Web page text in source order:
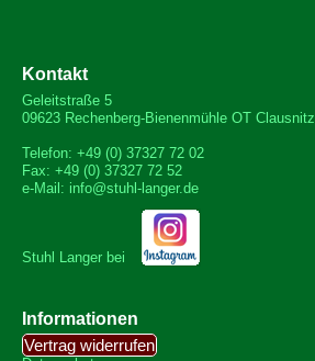
Kontakt
Geleitstraße 5
09623 Rechenberg-Bienenmühle OT Clausnitz
Telefon: +49 (0) 37327 72 02
Fax: +49 (0) 37327 72 52
e-Mail: info@stuhl-langer.de
Stuhl Langer bei
Informationen
Vertrag widerrufen